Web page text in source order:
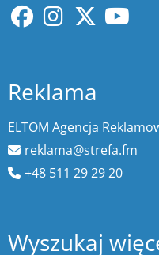
Reklama
ELTOM Agencja
reklama@strefa.fm
+48 511 29 29 20
Wyszukaj